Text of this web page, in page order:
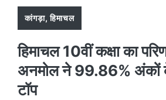
कांगड़ा,हिमाचल
हिमाचल 10वीं कक्षा का
अनमोल ने 99.86% अंकों
टॉप